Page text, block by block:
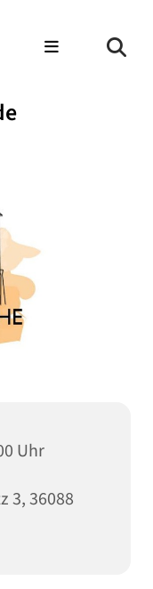
Uhr
3, 36088